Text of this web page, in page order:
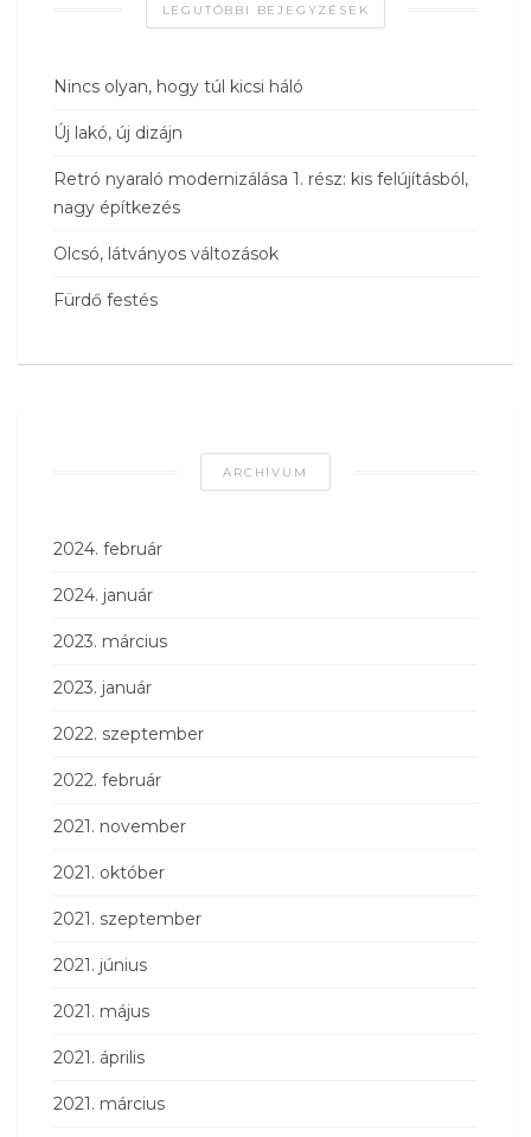
LEGUTÓBBI BEJEGYZÉSEK
Nincs olyan, hogy túl kicsi háló
Új lakó, új dizájn
Retró nyaraló modernizálása 1. rész: kis felújításból,
nagy építkezés
Olcsó, látványos változások
Fürdő festés
ARCHÍVUM
2024. február
2024. január
2023. március
2023. január
2022. szeptember
2022. február
2021. november
2021. október
2021. szeptember
2021. június
2021. május
2021. április
2021. március